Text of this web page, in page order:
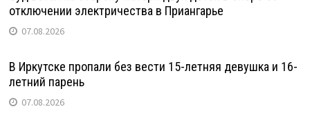
отключении электричества в Приангарье
07.08.2026
В Иркутске пропали без вести 15-летняя девушка и 16-
летний парень
07.08.2026